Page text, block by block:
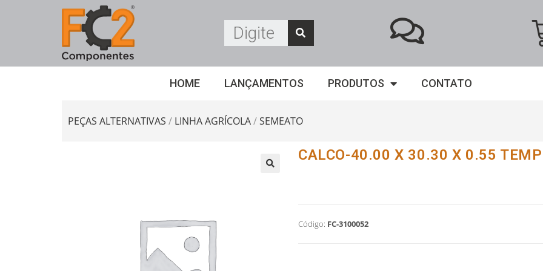
HOME LANÇAMENTOS PRODUTOS CONTATO
PEÇAS ALTERNATIVAS / LINHA AGRÍCOLA/SEMEATO
CALCO-40.00 X 30.30 X 0.55
Código: FC-3100052